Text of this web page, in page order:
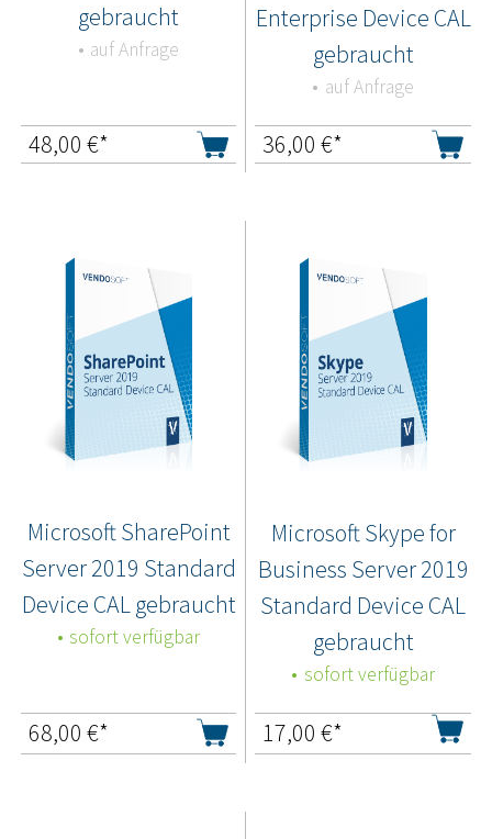
gebraucht
auf Anfrage
48,00 €*
Enterprise Device CAL
gebraucht
auf Anfrage
36,00 €*
Microsoft SharePoint
Server 2019 Standard
Device CAL gebraucht
sofort verfügbar
68,00 €*
Microsoft Skype for
Business Server 2019
Standard Device CAL
gebraucht
sofort verfügbar
17,00 €*